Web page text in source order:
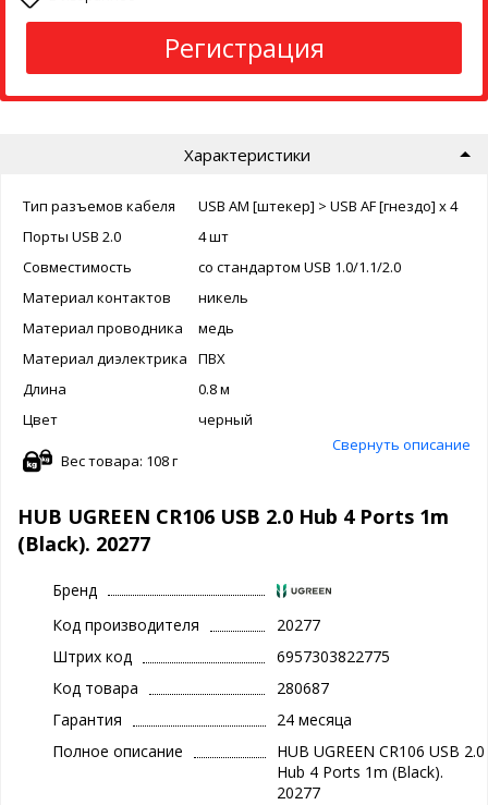
Регистрация
Характеристики
Тип разъемов кабеля
USB AM [штекер] > USB AF [гнездо] x 4
Порты USB 2.0
4 шт
Совместимость
со стандартом USB 1.0/1.1/2.0
Материал контактов
никель
Материал проводника
медь
Материал диэлектрика
ПВХ
Длина
0.8 м
Цвет
черный
Свернуть описание
Вес товара: 108 г
HUB UGREEN CR106 USB 2.0 Hub 4 Ports 1m
(Black). 20277
Бренд
Код производителя
20277
Штрих код
6957303822775
Код товара
280687
Гарантия
24 месяца
Полное описание
HUB UGREEN CR106 USB 2.0
Hub 4 Ports 1m (Black).
20277